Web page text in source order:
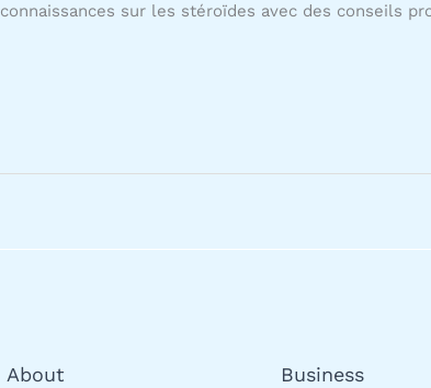
connaissances sur les stéroïdes avec des conseils
Business
About